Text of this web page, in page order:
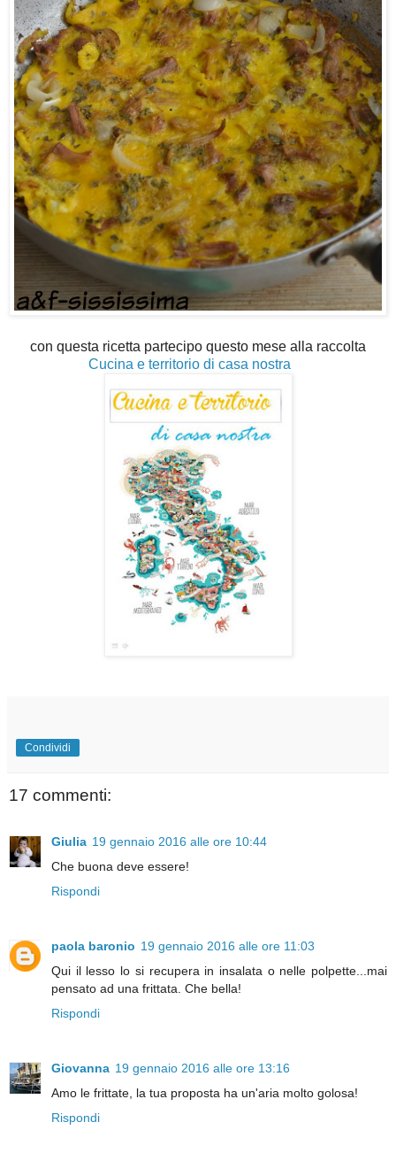
con questa ricetta partecipo questo mese alla raccolta
Cucina e territorio di casa nostra
Condividi
17 commenti:
Giulia 19 gennaio 2016 alle ore 10:44
Che buona deve essere!
Rispondi
paola baronio 19 gennaio 2016 alle ore 11:03
Qui il lesso lo si recupera in insalata o nelle polpette...mai
pensato ad una frittata. Che bella!
Rispondi
Giovanna 19 gennaio 2016 alle ore 13:16
Amo le frittate, la tua proposta ha un'aria molto golosa!
Rispondi